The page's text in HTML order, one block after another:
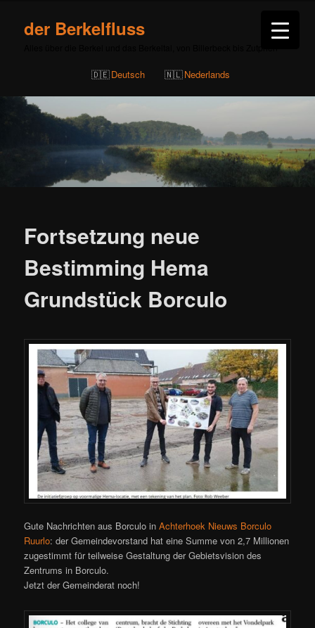
der Berkelfluss
Deutsch Nederlands
Fortsetzung neue
Bestimming Hema
Grundstück Borculo
Gute Nachrichten aus Borculo inAchterhoek Nieuws Borculo
Ruurlo: der Gemeindevorstand hat eine Summe von 2,7 Millionen
zugestimmt für teilweise Gestaltung der Gebietsvision des
Zentrums in Borculo.
Jetzt der Gemeinderat noch!